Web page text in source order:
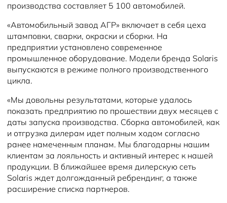
производства составляет 5 100 автомобилей.
«Автомобильный завод АГР» включает в себя цеха
штамповки, сварки, окраски и сборки. На
предприятии установлено современное
промышленное оборудование. Модели бренда Solaris
выпускаются в режиме полного производственного
цикла.
«Мы довольны результатами, которые удалось
показать предприятию по прошествии двух месяцев с
даты запуска производства. Сборка автомобилей, как
и отгрузка дилерам идет полным ходом согласно
ранее намеченным планам. Мы благодарны нашим
клиентам за лояльность и активный интерес к нашей
продукции. В ближайшее время дилерскую сеть
Solaris ждет долгожданный ребрендинг, а также
расширение списка партнеров.